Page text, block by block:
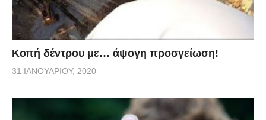
Κοπή δέντρου με… άψογη προσγείωση!
31 ΙΑΝΟΥΑΡΊΟΥ, 2020